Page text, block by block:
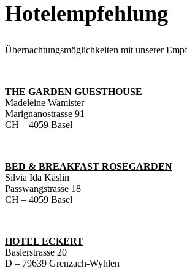
Hotelempfehlung
Übernachtungsmöglichkeiten mit unserer
THE GARDEN GUESTHOUSE
Madeleine Wamister
Marignanostrasse 91
CH – 4059 Basel
BED & BREAKFAST ROSEGARDEN
Silvia Ida Käslin
Passwangstrasse 18
CH – 4059 Basel
HOTEL ECKERT
Baslerstrasse 20
D – 79639 Grenzach-Wyhlen